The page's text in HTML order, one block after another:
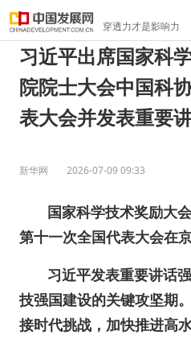
穿透力才是影响力
习近平出席国家科
院院士大会中国科
表大会并发表重要
新华网 2026-07-09 09:33
国家科学技术奖励大
第十一次全国代表大会在
习近平发表重要讲话
技强国建设的关键攻坚期
接时代挑战，加快推进高